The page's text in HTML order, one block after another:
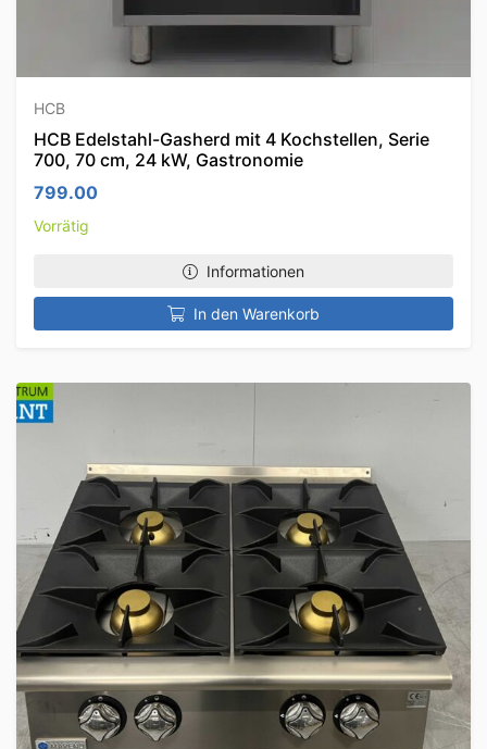
HCB
HCB Edelstahl-Gasherd mit 4 Kochstellen, Serie
700, 70 cm, 24 kW, Gastronomie
799.00
Vorrätig
Informationen
In den Warenkorb